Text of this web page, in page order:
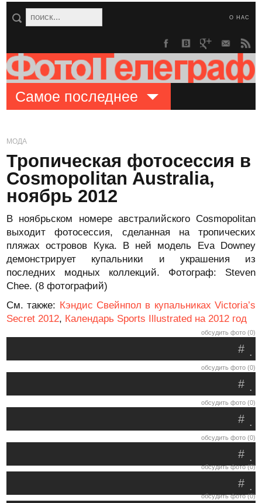
О НАС
Самое последнее
МОДА
Тропическая фотосессия в
Cosmopolitan Australia,
ноябрь 2012
В ноябрьском номере австралийского Cosmopolitan
выходит фотосессия, сделанная на тропических
пляжах островов Кука. В ней модель Eva Downey
демонстрирует купальники и украшения из
последних модных коллекций. Фотограф: Steven
Chee. (8 фотографий)
См. также: Кэндис Свейнпол в купальниках Victoria’s
Secret 2012, Календарь Sports Illustrated на 2012 год
обсудить фото (0)
.
#
обсудить фото (0)
.
#
обсудить фото (0)
.
#
обсудить фото (0)
.
#
обсудить фото (0)
.
#
обсудить фото (0)